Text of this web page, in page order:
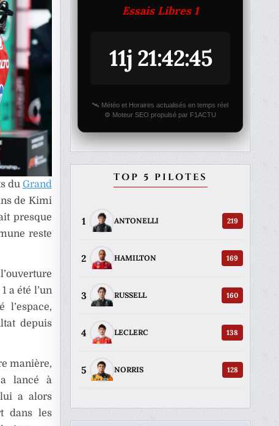
du Grand
de Kimi
presque
reste
a été l’un
depuis
manière,
lancé à
a alors
dans les
Essais Libres 1
11j 21:42:45
🛰️ Météo et Horaires actualisés en temps réel
⚙️ Moteur SEO propulsé par F1ACTU
TOP 5 PILOTES
1 ANTONELLI 219
2 HAMILTON 169
3 RUSSELL 160
4 LECLERC 138
5 NORRIS 128